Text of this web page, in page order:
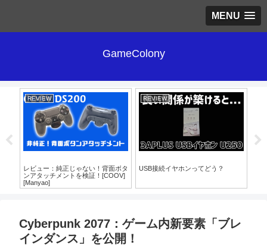
MENU
GameColony
REVIEW
レビュー：純正じゃない！背面ボタ
ンアタッチメントを検証！[COOV]
[Manyao]
REVIEW
USB接続イヤホンってどう？
Cyberpunk 2077：ゲーム内新要素「ブレ
インダンス」を公開！